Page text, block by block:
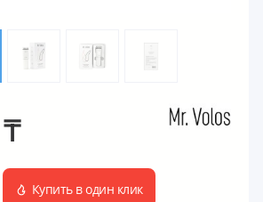
₸
Купить в один клик